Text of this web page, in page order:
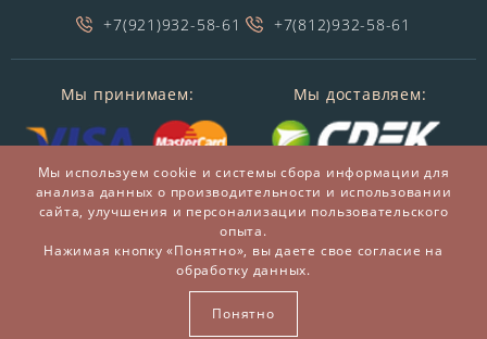
+7(921)932-58-61
+7(812)932-58-61
Мы принимаем: Мы доставляем:
© 2014-2026 БронзаМания -Интернет-магазин
подарков и сувениров из бронзы
ВСЕ ПРАВА ЗАЩИЩЕНЫ BRONZAMANIA.RU®
Мы используем cookie и системы сбора информации для
анализа данных о производительности и использовании
сайта, улучшения и персонализации пользовательского
опыта.
Нажимая кнопку «Понятно», вы даете свое согласие на
обработку данных.
Понятно